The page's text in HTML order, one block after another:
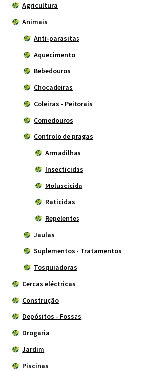
Agricultura
Animais
Anti-parasitas
Aquecimento
Bebedouros
Chocadeiras
Coleiras - Peitorais
Comedouros
Controlo de pragas
Armadilhas
Insecticidas
Moluscicida
Raticidas
Repelentes
Jaulas
Suplementos - Tratamentos
Tosquiadoras
Cercas eléctricas
Construção
Depósitos - Fossas
Drogaria
Jardim
Piscinas